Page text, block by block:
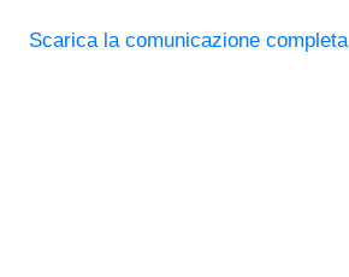
Scarica la comunicazione completa